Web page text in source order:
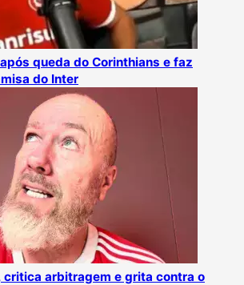
queda do Corinthians e faz
do Inter
critica arbitragem e grita contra o